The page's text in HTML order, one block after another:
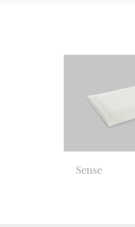
Sense